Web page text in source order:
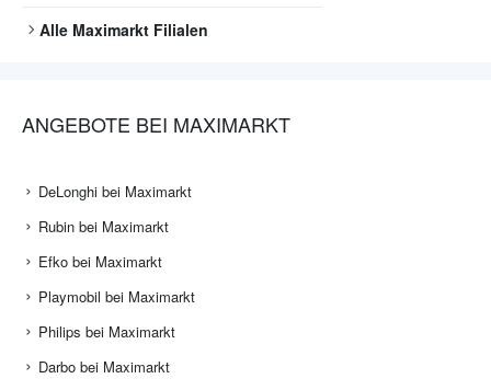
Alle Maximarkt Filialen
ANGEBOTE BEI MAXIMARKT
DeLonghi bei Maximarkt
Rubin bei Maximarkt
Efko bei Maximarkt
Playmobil bei Maximarkt
Philips bei Maximarkt
Darbo bei Maximarkt